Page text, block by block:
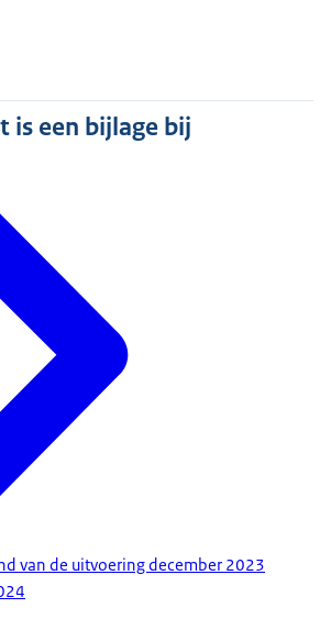
is een bijlage bij
van de uitvoering december 2023